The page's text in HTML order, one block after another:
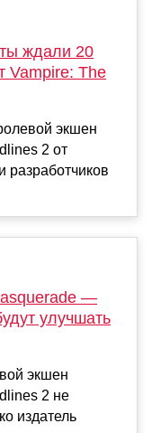
ждали 20
Vampire: The
экшен
2 от
разработчиков
—
улучшать
экшен
2 не
издатель